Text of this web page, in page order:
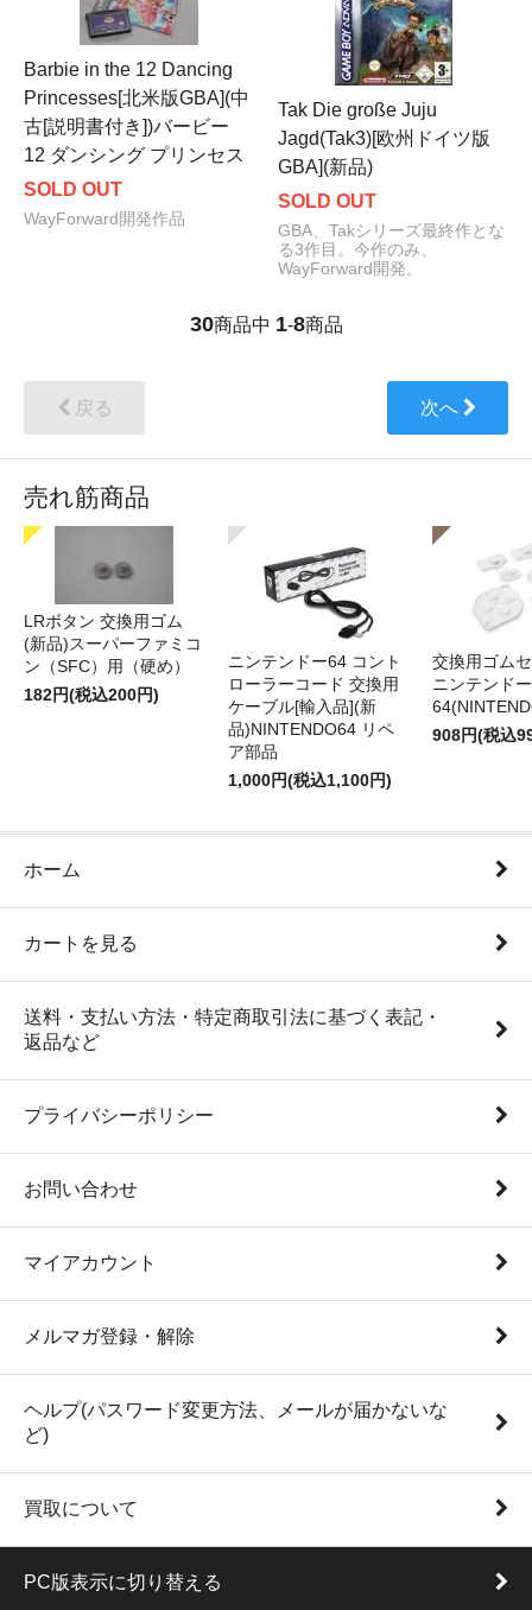
Barbie in the 12 Dancing
Princesses[北米版GBA](中
古[説明書付き])バービー
12 ダンシング プリンセス
SOLD OUT
WayForward開発作品
Tak Die große Juju
Jagd(Tak3)[欧州ドイツ版
GBA](新品)
SOLD OUT
GBA、Takシリーズ最終作とな
る3作目。今作のみ、
WayForward開発。
30商品中 1-8商品
戻る 次へ
売れ筋商品
LRボタン 交換用ゴム
(新品)スーパーファミコ
ン（SFC）用（硬め）
182円(税込200円)
ニンテンドー64 コント
ローラーコード 交換用
ケーブル[輸入品](新
品)NINTENDO64 リペ
ア部品
1,000円(税込1,100円)
交換用ゴム
ニンテンドー
908円(税込
ホーム
カートを見る
送料・支払い方法・特定商取引法に基づく表記・
返品など
プライバシーポリシー
お問い合わせ
マイアカウント
メルマガ登録・解除
ヘルプ(パスワード変更方法、メールが届かないな
ど)
買取について
PC版表示に切り替える